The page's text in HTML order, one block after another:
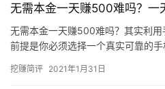
无需本金一天赚500难吗？一
无需本金一天赚500难吗？其实利用
前提是你必须选择一个真实可靠的
挖赚简评 2021年1月31日